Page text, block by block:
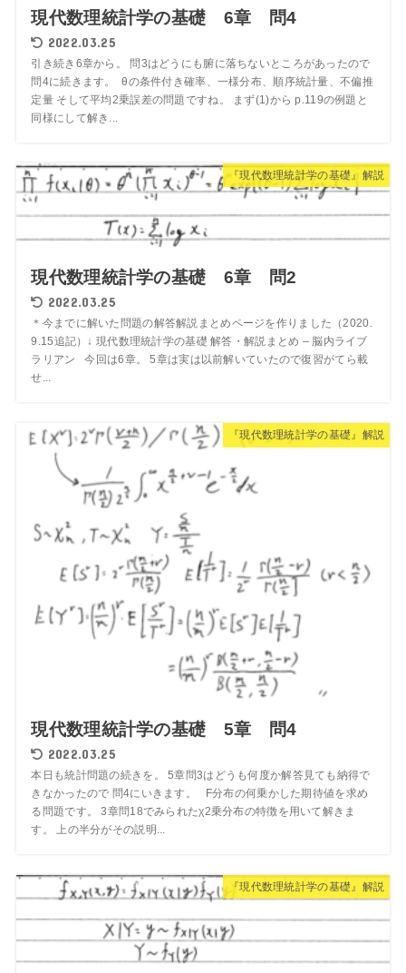
現代数理統計学の基礎 6章 問4
2022.03.25
引き続き6章から。 問3はどうにも腑に落ちないところがあったので
問4に続きます。 θの条件付き確率、一様分布、順序統計量、不偏推
定量 そして平均2乗誤差の問題ですね。 まず(1)から p.119の例題と
同様にして解き...
『現代数理統計学の基礎』解説
現代数理統計学の基礎 6章 問2
2022.03.25
＊今までに解いた問題の解答解説まとめページを作りました（2020.
9.15追記）↓ 現代数理統計学の基礎 解答・解説まとめ – 脳内ライブ
ラリアン 今回は6章。 5章は実は以前解いていたので復習がてら載
せ...
『現代数理統計学の基礎』解説
現代数理統計学の基礎 5章 問4
2022.03.25
本日も統計問題の続きを。 5章問3はどうも何度か解答見ても納得で
きなかったので 問4にいきます。 F分布の何乗かした期待値を求め
る問題です。 3章問18でみられたχ2乗分布の特徴を用いて解きま
す。 上の半分がその説明...
『現代数理統計学の基礎』解説